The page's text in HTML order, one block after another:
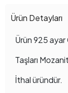
Ürün Detayları
Ürün 925 ayar
Taşları
İthal üründür.